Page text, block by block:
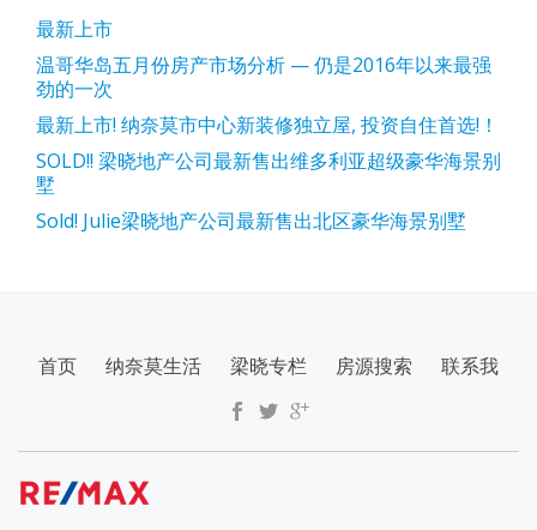
最新上市
温哥华岛五月份房产市场分析 — 仍是2016年以来最强
劲的一次
最新上市! 纳奈莫市中心新装修独立屋, 投资自住首选!！
SOLD!! 梁晓地产公司最新售出维多利亚超级豪华海景别
墅
Sold! Julie梁晓地产公司最新售出北区豪华海景别墅
SECONDARY
MENU
首页 纳奈莫生活 梁晓专栏 房源搜索 联系我